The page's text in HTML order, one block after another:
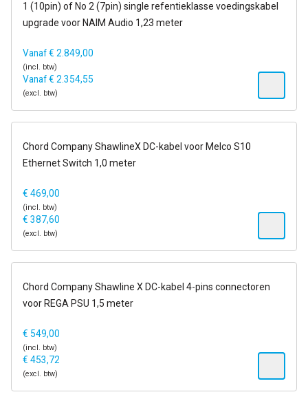
1 (10pin) of No 2 (7pin) single refentieklasse voedingskabel
upgrade voor NAIM Audio 1,23 meter
Vanaf€ 2.849,00
(incl. btw)
Vanaf€ 2.354,55
(excl. btw)
14-21 dagen
Chord Company ShawlineX DC-kabel voor Melco S10
Ethernet Switch 1,0 meter
€ 469,00
(incl. btw)
€ 387,60
(excl. btw)
14-21 dagen
Chord Company Shawline X DC-kabel 4-pins connectoren
voor REGA PSU 1,5 meter
€ 549,00
(incl. btw)
€ 453,72
(excl. btw)